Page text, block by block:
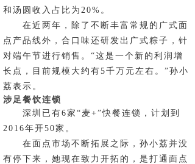
和汤圆收入占比为20%。
在近两年，除了不断丰富常规的广式面
点产品线外，合口味还研发出广式粽子，针
对端午节进行销售。“这是一个新的利润增
长点，目前规模大约有5千万元左右。”孙小
荔表示。
涉足餐饮连锁
深圳已有6家“麦+”快餐连锁，计划到
2016年开50家。
在面点市场不断拓展之际，孙小荔并没
有停下来，她现在致力开拓的，是打通面点